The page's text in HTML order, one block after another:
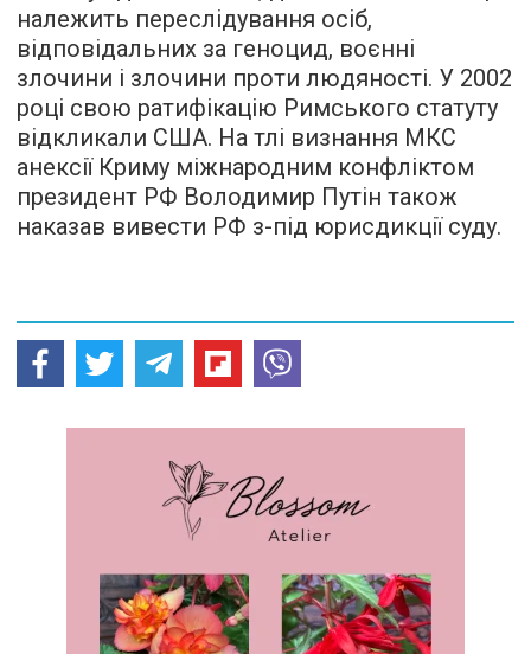
належить переслідування осіб,
відповідальних за геноцид, воєнні
злочини і злочини проти людяності. У 2002
році свою ратифікацію Римського статуту
відкликали США. На тлі визнання МКС
анексії Криму міжнародним конфліктом
президент РФ Володимир Путін також
наказав вивести РФ з-під юрисдикції суду.